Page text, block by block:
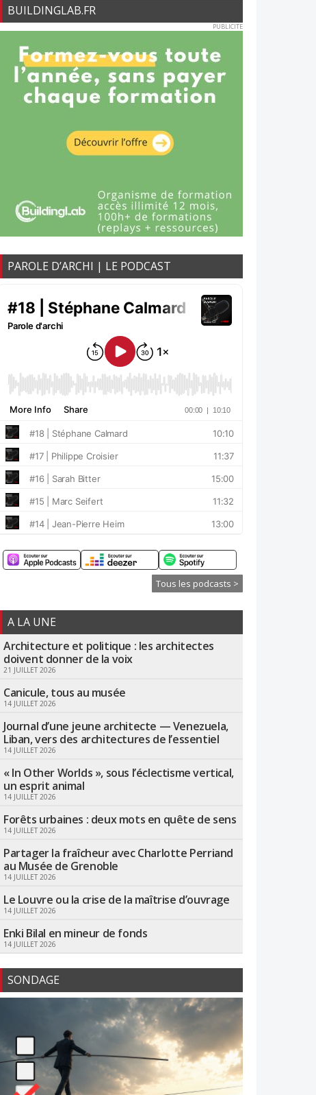
BUILDINGLAB.FR
PUBLICITE
PAROLE D’ARCHI | LE PODCAST
Tous les podcasts >
A LA UNE
Architecture et politique : les architectes
doivent donner de la voix
21 JUILLET 2026
Canicule, tous au musée
14 JUILLET 2026
Journal d’une jeune architecte — Venezuela,
Liban, vers des architectures de l’essentiel
14 JUILLET 2026
« In Other Worlds », sous l’éclectisme vertical,
un esprit animal
14 JUILLET 2026
Forêts urbaines : deux mots en quête de sens
14 JUILLET 2026
Partager la fraîcheur avec Charlotte Perriand
au Musée de Grenoble
14 JUILLET 2026
Le Louvre ou la crise de la maîtrise d’ouvrage
14 JUILLET 2026
Enki Bilal en mineur de fonds
14 JUILLET 2026
SONDAGE